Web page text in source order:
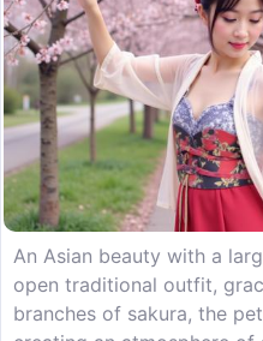
An Asian beauty with a
open traditional outfit,
branches of sakura, the